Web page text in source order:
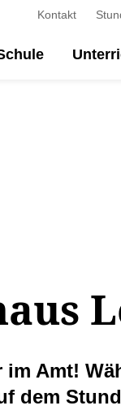
Kontakt
Amt!
dem